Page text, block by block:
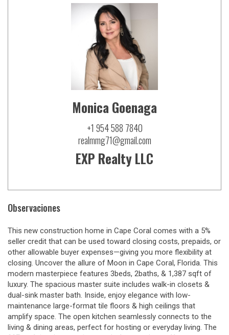
Monica Goenaga
+1 954 588 7840
realmmg71@gmail.com
EXP Realty LLC
Observaciones
This new construction home in Cape Coral comes with a 5%
seller credit that can be used toward closing costs, prepaids, or
other allowable buyer expenses—giving you more flexibility at
closing. Uncover the allure of Moon in Cape Coral, Florida. This
modern masterpiece features 3beds, 2baths, & 1,387 sqft of
luxury. The spacious master suite includes walk-in closets &
dual-sink master bath. Inside, enjoy elegance with low-
maintenance large-format tile floors & high ceilings that
amplify space. The open kitchen seamlessly connects to the
living & dining areas, perfect for hosting or everyday living. The